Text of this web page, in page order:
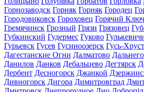
Горнозаводск Горняк Горняк Городец
Городовиковск Гороховец Горячий Ключ
Гремячинск Грозный Грязи Грязовец
Губкинский Гудермес Гуково
Гурьевск Гусев Гусиноозерск Гусь-
Дагестанские Огни Далматово
Данилов Данков Дебальцево Дегтярск
Дербент Десногорск Джанкой
Дивногорск Дигора Димитровград